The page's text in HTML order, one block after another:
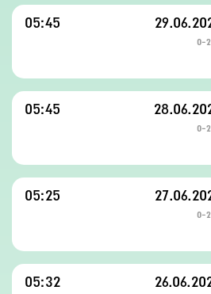
05:45
0-
05:45
0-
05:25
0-
05:32